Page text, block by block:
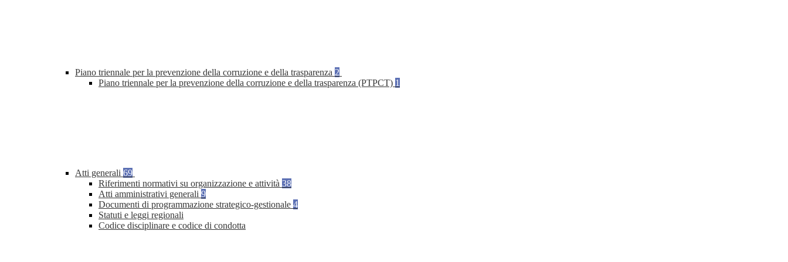
Piano triennale per la prevenzione della corruzione e della trasparenza 2
Piano triennale per la prevenzione della corruzione e della trasparenza (PTPCT) 1
Atti generali 69
Riferimenti normativi su organizzazione e attività 38
Atti amministrativi generali 9
Documenti di programmazione strategico-gestionale 4
Statuti e leggi regionali
Codice disciplinare e codice di condotta